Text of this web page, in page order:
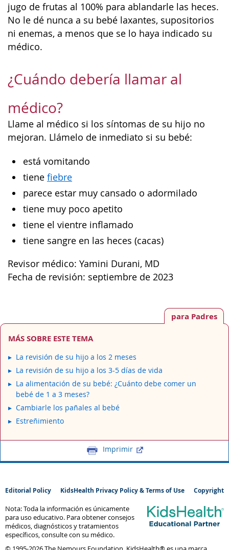
jugo de frutas al 100% para ablandarle las heces.
No le dé nunca a su bebé laxantes, supositorios
ni enemas, a menos que se lo haya indicado su
médico.
¿Cuándo debería llamar al
médico?
Llame al médico si los síntomas de su hijo no
mejoran. Llámelo de inmediato si su bebé:
está vomitando
tiene fiebre
parece estar muy cansado o adormilado
tiene muy poco apetito
tiene el vientre inflamado
tiene sangre en las heces (cacas)
Revisor médico: Yamini Durani, MD
Fecha de revisión: septiembre de 2023
para Padres
MÁS SOBRE ESTE TEMA
La revisión de su hijo a los 2 meses
La revisión de su hijo a los 3-5 días de vida
La alimentación de su bebé: ¿Cuánto debe comer un
bebé de 1 a 3 meses?
Cambiarle los pañales al bebé
Estreñimiento
Imprimir
Editorial Policy KidsHealth Privacy Policy & Terms of Use Copyright
Nota: Toda la información es únicamente
para uso educativo. Para obtener consejos
médicos, diagnósticos y tratamientos
específicos, consulte con su médico.